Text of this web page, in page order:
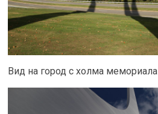
Вид на город с холма мемориала